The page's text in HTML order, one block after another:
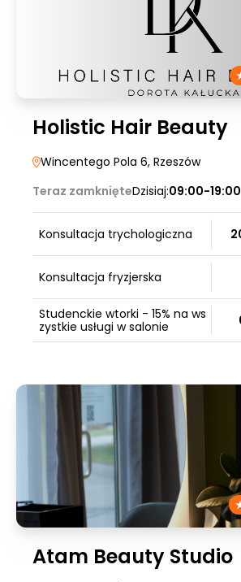
Holistic Hair Beauty
Wincentego Pola 6, Rzeszów
Teraz zamknięteDzisiaj:09:00-19:00
Konsultacja trychologiczna
Konsultacja fryzjerska
Studenckie wtorki - 15% na ws
zystkie usługi w salonie
Atam Beauty Studio